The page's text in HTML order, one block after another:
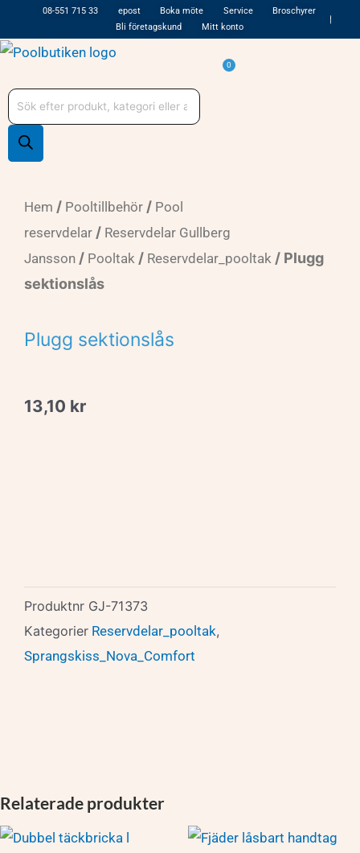
till
innehåll
08-551 715 33 epost Boka möte Service
Broschyrer
Bli företagskund
Mitt konto
0
Varukorg
Produktsökning
Hem / Pooltillbehör / Pool
reservdelar / Reservdelar Gullberg
Jansson / Pooltak / Reservdelar_pooltak / Plugg
sektionslås
Plugg sektionslås
13,10 kr
Produktnr GJ-71373
Kategorier Reservdelar_pooltak,
Sprangskiss_Nova_Comfort
Relaterade produkter